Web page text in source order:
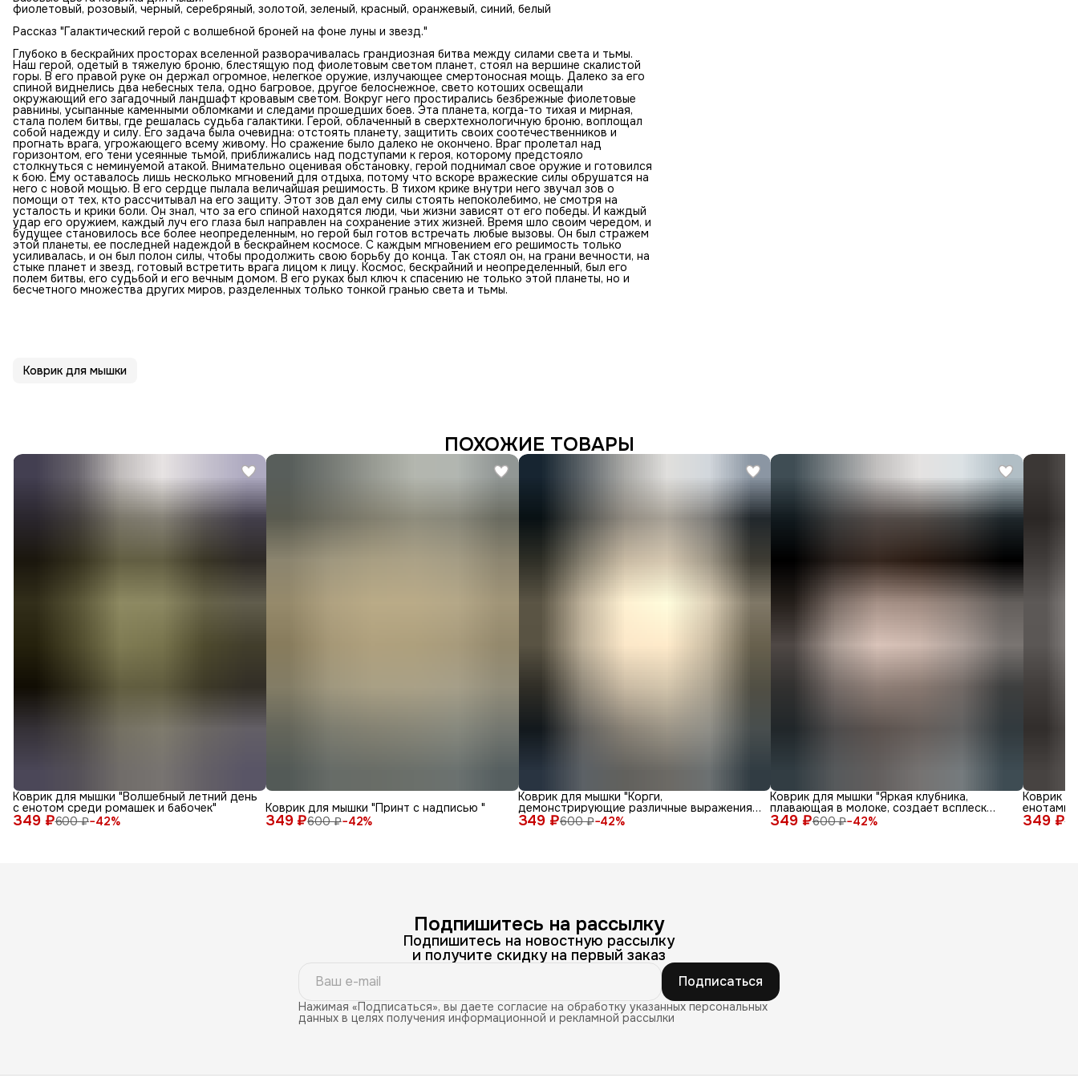
тихом крике внутри него звучал зов о помощи от тех, кто
рассчитывал на его защиту. Этот зов дал ему силы стоять
непоколебимо, не смотря на усталость и крики боли. Он знал,
что за его спиной находятся люди, чьи жизни зависят от его
победы. И каждый удар его оружием, каждый луч его глаза
был направлен на сохранение этих жизней. Время шло своим
чередом, и будущее становилось все более неопределенным,
но герой был готов встречать любые вызовы. Он был стражем
этой планеты, ее последней надеждой в бескрайнем космосе.
С каждым мгновением его решимость только усиливалась, и
он был полон силы, чтобы продолжить свою борьбу до конца.
Так стоял он, на грани вечности, на стыке планет и звезд,
готовый встретить врага лицом к лицу. Космос, бескрайний и
неопределенный, был его полем битвы, его судьбой и его
вечным домом. В его руках был ключ к спасению не только
этой планеты, но и бесчетного множества других миров,
разделенных только тонкой гранью света и тьмы.
фиолетовый, розовый, черный, серебряный, золотой, зеленый, красный, оранжевый, синий, белый
Рассказ "Галактический герой с волшебной броней на фоне луны и звезд."
Глубоко в бескрайних просторах вселенной разворачивалась грандиозная битва между силами света и тьмы.
Наш герой, одетый в тяжелую броню, блестящую под фиолетовым светом планет, стоял на вершине скалистой
горы. В его правой руке он держал огромное, нелегкое оружие, излучающее смертоносная мощь. Далеко за его
спиной виднелись два небесных тела, одно багровое, другое белоснежное, свето котоших освещали
окружающий его загадочный ландшафт кровавым светом. Вокруг него простирались безбрежные фиолетовые
равнины, усыпанные каменными обломками и следами прошедших боев. Эта планета, когда-то тихая и мирная,
стала полем битвы, где решалась судьба галактики. Герой, облаченный в сверхтехнологичную броню, воплощал
собой надежду и силу. Его задача была очевидна: отстоять планету, защитить своих соотечественников и
прогнать врага, угрожающего всему живому. Но сражение было далеко не окончено. Враг пролетал над
горизонтом, его тени усеянные тьмой, приближались над подступами к героя, которому предстояло
столкнуться с неминуемой атакой. Внимательно оценивая обстановку, герой поднимал свое оружие и готовился
к бою. Ему оставалось лишь несколько мгновений для отдыха, потому что вскоре вражеские силы обрушатся на
него с новой мощью. В его сердце пылала величайшая решимость. В тихом крике внутри него звучал зов о
помощи от тех, кто рассчитывал на его защиту. Этот зов дал ему силы стоять непоколебимо, не смотря на
усталость и крики боли. Он знал, что за его спиной находятся люди, чьи жизни зависят от его победы. И каждый
удар его оружием, каждый луч его глаза был направлен на сохранение этих жизней. Время шло своим чередом, и
будущее становилось все более неопределенным, но герой был готов встречать любые вызовы. Он был стражем
этой планеты, ее последней надеждой в бескрайнем космосе. С каждым мгновением его решимость только
усиливалась, и он был полон силы, чтобы продолжить свою борьбу до конца. Так стоял он, на грани вечности, на
стыке планет и звезд, готовый встретить врага лицом к лицу. Космос, бескрайний и неопределенный, был его
полем битвы, его судьбой и его вечным домом. В его руках был ключ к спасению не только этой планеты, но и
бесчетного множества других миров, разделенных только тонкой гранью света и тьмы.
Коврик для мышки
ПОХОЖИЕ ТОВАРЫ
349 ₽600 ₽−42%
Коврик для мышки "Волшебный летний день
с енотом среди ромашек и бабочек"
349 ₽600 ₽−42%
Коврик для мышки "Принт с надписью "
349 ₽600 ₽−42%
Коврик для мышки "Корги,
демонстрирующие различные выражения
лица и эмоции на белом фоне" 349 ₽600 ₽−42%
Коврик для мышки "Яркая клубника,
плавающая в молоке, создает всплеск
радости" 349 ₽
Коврик
енотами
Подпишитесь на рассылку
Подпишитесь на новостную рассылку
и получите скидку на первый заказ
Подписаться
Нажимая «Подписаться», вы даете согласие на обработку указанных персональных
данных в целях получения информационной и рекламной рассылки